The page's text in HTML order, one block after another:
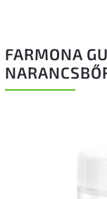
FARMONA